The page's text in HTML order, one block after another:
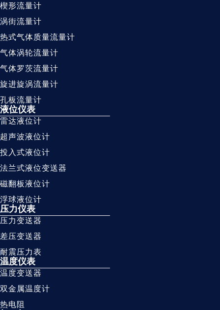
楔形流量计
涡街流量计
热式气体质量流量计
气体涡轮流量计
气体罗茨流量计
旋进旋涡流量计
孔板流量计
液位仪表
雷达液位计
超声波液位计
投入式液位计
法兰式液位变送器
磁翻板液位计
浮球液位计
压力仪表
压力变送器
差压变送器
耐震压力表
温度仪表
温度变送器
双金属温度计
热电阻